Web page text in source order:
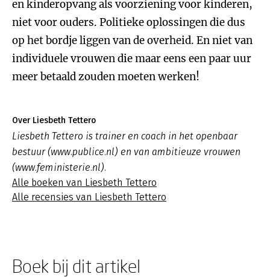
en kinderopvang als voorziening voor kinderen,
niet voor ouders. Politieke oplossingen die dus
op het bordje liggen van de overheid. En niet van
individuele vrouwen die maar eens een paar uur
meer betaald zouden moeten werken!
Over Liesbeth Tettero
Liesbeth Tettero is trainer en coach in het openbaar
bestuur (www.publice.nl) en van ambitieuze vrouwen
(www.feministerie.nl).
Alle boeken van Liesbeth Tettero
Alle recensies van Liesbeth Tettero
Boek bij dit artikel